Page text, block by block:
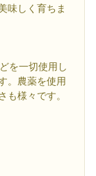
味しく育ちま
を一切使用し
。農薬を使用
も様々です。